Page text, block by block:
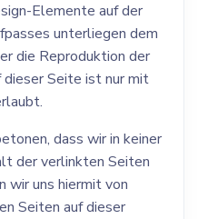
Elemente auf der
unterliegen dem
die Reproduktion der
Seite ist nur mit
dass wir in keiner
der verlinkten Seiten
wir uns hiermit von
Seiten auf dieser